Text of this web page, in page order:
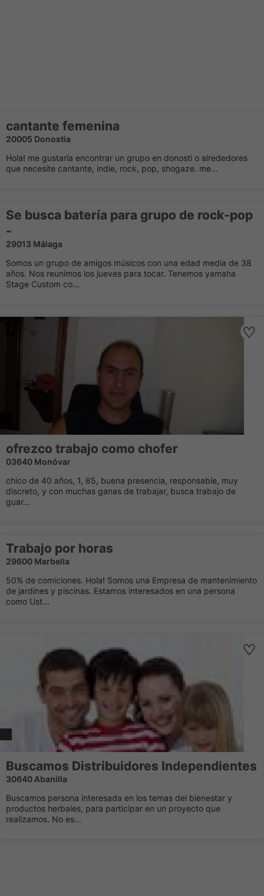
cantante femenina
20005 Donostia
Hola! me gustaría encontrar un grupo en donosti o alrededores
que necesite cantante, indie, rock, pop, shogaze. me...
Se busca batería para grupo de rock-pop
-
29013 Málaga
Somos un grupo de amigos músicos con una edad media de 38
años. Nos reunimos los jueves para tocar. Tenemos yamaha
Stage Custom co...
ofrezco trabajo como chofer
03640 Monóvar
chico de 40 años, 1, 85, buena presencia, responsable, muy
discreto, y con muchas ganas de trabajar, busca trabajo de
guar...
Trabajo por horas
29600 Marbella
50% de comiciones. Hola! Somos una Empresa de mantenimiento
de jardines y piscinas. Estamos interesados en una persona
como Ust...
Buscamos Distribuidores Independientes
30640 Abanilla
Buscamos persona interesada en los temas del bienestar y
productos herbales, para participar en un proyecto que
realizamos. No es...